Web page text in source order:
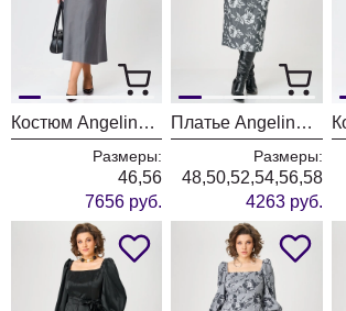
Костюм Angelina & Company 1213
Размеры:
46,56
7656 руб.
Платье Angelina & Company 1210
Размеры:
48,50,52,54,56,58
4263 руб.